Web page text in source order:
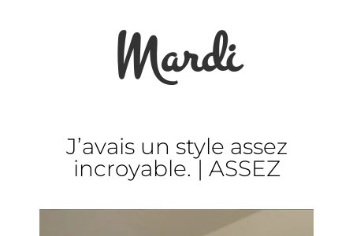
Mardi
J’avais un style assez
incroyable. | ASSEZ